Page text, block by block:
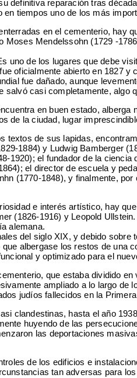
definitiva reparación tras
tiempos uno de los más
en el cementerio, hay
Mendelssohn (1729 -
uno de los lugares que debe
oficialmente abierto en 1827
fue dañado, aunque
casi completamente,
en buen estado,
de la ciudad, lugar
de sus lapidas,
1884) y Ludwig Bamberger
1920); el fundador de la
el director de escuela y
(1770-1848), y finalmente,
e interés artístico, hay
(1826-1916) y Leopold
alemana.
del siglo XIX, y debido
albergase los restos de
y optimizado para el
que estaba dividido
ampliado a lo largo
judíos fallecidos en la
clandestinas, hasta el año
huyendo de las
las deportaciones
de los edificios e
tan adversas para